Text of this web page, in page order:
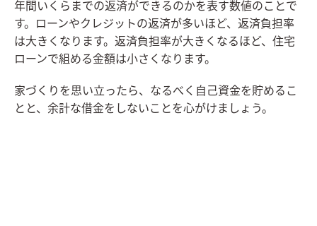
年間いくらまでの返済ができるのかを表す数値のことで
す。ローンやクレジットの返済が多いほど、返済負担率
は大きくなります。返済負担率が大きくなるほど、住宅
ローンで組める金額は小さくなります。
家づくりを思い立ったら、なるべく自己資金を貯めるこ
とと、余計な借金をしないことを心がけましょう。